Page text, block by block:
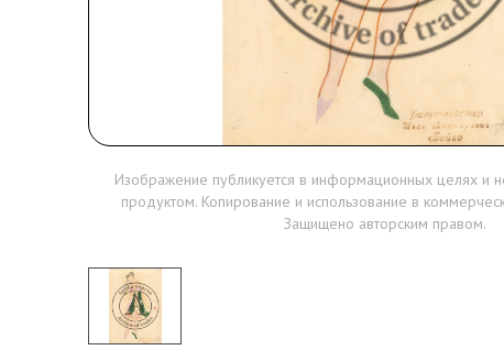
Изображение публикуется в информационных целях и
продуктом. Копирование и использование в
Защищено авторским правом.